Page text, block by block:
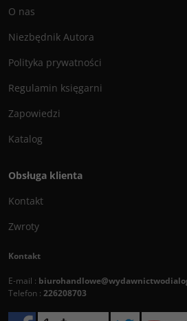
O nas
Niezbędnik Autora
Polityka prywatności
Regulamin księgarni
Zapowiedzi
Katalog
Obsługa klienta
Kontakt
Zwroty
Kontakt
E-mail :
Telefon : 226208703